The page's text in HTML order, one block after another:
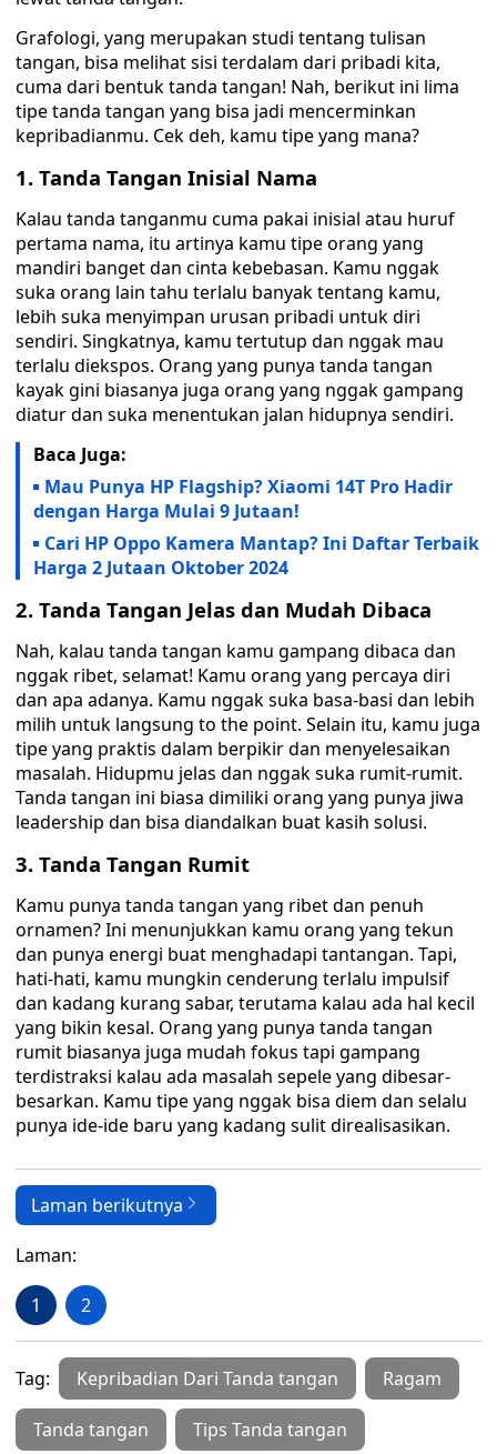
Grafologi, yang merupakan studi tentang tulisan
tangan, bisa melihat sisi terdalam dari pribadi kita,
cuma dari bentuk tanda tangan! Nah, berikut ini lima
tipe tanda tangan yang bisa jadi mencerminkan
kepribadianmu. Cek deh, kamu tipe yang mana?
1. Tanda Tangan Inisial Nama
Kalau tanda tanganmu cuma pakai inisial atau huruf
pertama nama, itu artinya kamu tipe orang yang
mandiri banget dan cinta kebebasan. Kamu nggak
suka orang lain tahu terlalu banyak tentang kamu,
lebih suka menyimpan urusan pribadi untuk diri
sendiri. Singkatnya, kamu tertutup dan nggak mau
terlalu diekspos. Orang yang punya tanda tangan
kayak gini biasanya juga orang yang nggak gampang
diatur dan suka menentukan jalan hidupnya sendiri.
Baca Juga:
Mau Punya HP Flagship? Xiaomi 14T Pro Hadir
dengan Harga Mulai 9 Jutaan!
Cari HP Oppo Kamera Mantap? Ini Daftar Terbaik
Harga 2 Jutaan Oktober 2024
2. Tanda Tangan Jelas dan Mudah Dibaca
Nah, kalau tanda tangan kamu gampang dibaca dan
nggak ribet, selamat! Kamu orang yang percaya diri
dan apa adanya. Kamu nggak suka basa-basi dan lebih
milih untuk langsung to the point. Selain itu, kamu juga
tipe yang praktis dalam berpikir dan menyelesaikan
masalah. Hidupmu jelas dan nggak suka rumit-rumit.
Tanda tangan ini biasa dimiliki orang yang punya jiwa
leadership dan bisa diandalkan buat kasih solusi.
3. Tanda Tangan Rumit
Kamu punya tanda tangan yang ribet dan penuh
ornamen? Ini menunjukkan kamu orang yang tekun
dan punya energi buat menghadapi tantangan. Tapi,
hati-hati, kamu mungkin cenderung terlalu impulsif
dan kadang kurang sabar, terutama kalau ada hal kecil
yang bikin kesal. Orang yang punya tanda tangan
rumit biasanya juga mudah fokus tapi gampang
terdistraksi kalau ada masalah sepele yang dibesar-
besarkan. Kamu tipe yang nggak bisa diem dan selalu
punya ide-ide baru yang kadang sulit direalisasikan.
Laman berikutnya
Laman:
1 2
Tag: Kepribadian Dari Tanda tangan Ragam
Tanda tangan Tips Tanda tangan